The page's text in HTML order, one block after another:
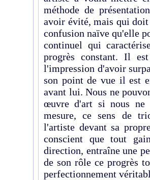
méthode de
avoir évité, mais qui
confusion naïve qu'elle
continuel qui
progrès constant. Il
l'impression d'avoir
son point de vue il est
avant lui. Nous ne
œuvre d'art si nous ne
mesure, ce sens de
l'artiste devant sa
conscient que tout
direction, entraîne une
de son rôle ce progrès
perfectionnement